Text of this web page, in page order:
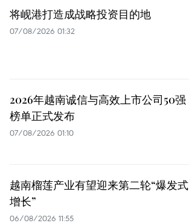
将岘港打造成战略投资目的地
07/08/2026 01:32
2026年越南诚信与高效上市公司50强
榜单正式发布
07/08/2026 01:10
越南榴莲产业有望迎来第二轮“爆发式
增长”
06/08/2026 11:55